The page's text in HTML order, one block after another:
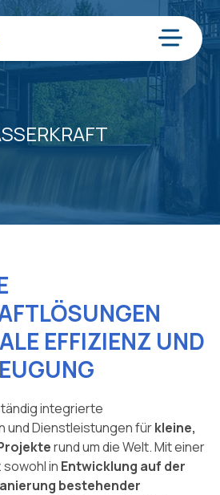
Menü
EFFIZIENZ UND
integrierte
und Dienstleistungen fürkleine,
rund um die Welt. Mit einer
in Entwicklung auf der
bestehender